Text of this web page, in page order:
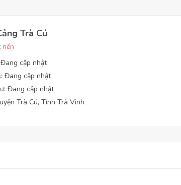
Trà Cú
nền
cập nhật
Đang cập nhật
Đang cập nhật
Trà Cú, Tỉnh Trà Vinh